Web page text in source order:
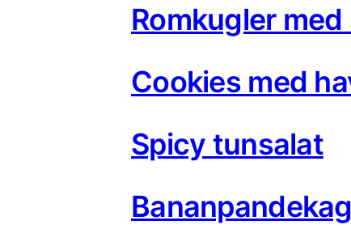
Romkugler
Cookies med
Spicy tunsalat